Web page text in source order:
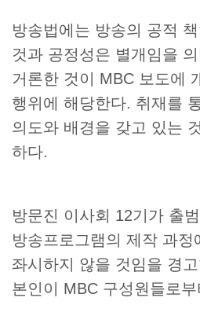
방송법에는 방송의 공적
것과 공정성은 별개임을
거론한 것이 MBC 보도에
행위에 해당한다. 취재를
의도와 배경을 갖고 있는
하다.
방문진 이사회 12기가 출
방송프로그램의 제작 과
좌시하지 않을 것임을 경
본인이 MBC 구성원들로부